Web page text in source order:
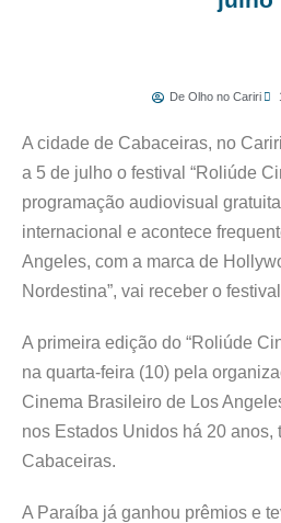
De Olho no Cariri
A cidade de Cabaceiras, no
a 5 de julho o festival “Roliúde
programação audiovisual
internacional e acontece
Angeles, com a marca de
Nordestina”, vai receber o
A primeira edição do “Roliúde
na quarta-feira (10) pela
Cinema Brasileiro de Los
nos Estados Unidos há 20 anos,
Cabaceiras.
A Paraíba já ganhou prêmios e